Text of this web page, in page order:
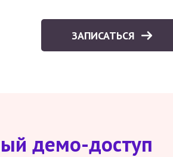
ЗАПИСАТЬСЯ
демо-доступ